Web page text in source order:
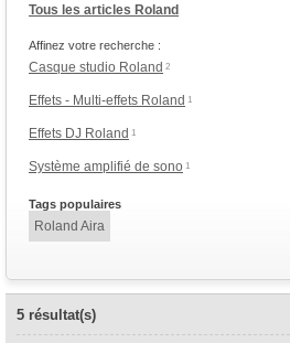
Tous les articles Roland
Affinez votre recherche :
Casque studio Roland 2
Effets - Multi-effets Roland 1
Effets DJ Roland 1
Système amplifié de sono 1
Tags populaires
Roland Aira
5 résultat(s)